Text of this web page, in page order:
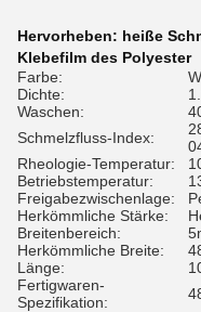
Hervorheben: heiße
Klebefilm des Polyester
Farbe:
Dichte:
Waschen:
Schmelzfluss-Index:
Rheologie-Temperatur:
Betriebstemperatur:
Freigabezwischenlage:
Herkömmliche Stärke:
Breitenbereich:
Herkömmliche Breite:
Länge:
Fertigwaren-
Spezifikation: